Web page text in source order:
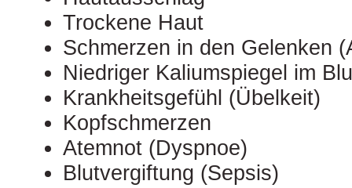
Trockene Haut
Schmerzen in den Gelenken
Niedriger Kaliumspiegel im
Krankheitsgefühl (Übelkeit)
Kopfschmerzen
Atemnot (Dyspnoe)
Blutvergiftung (Sepsis)